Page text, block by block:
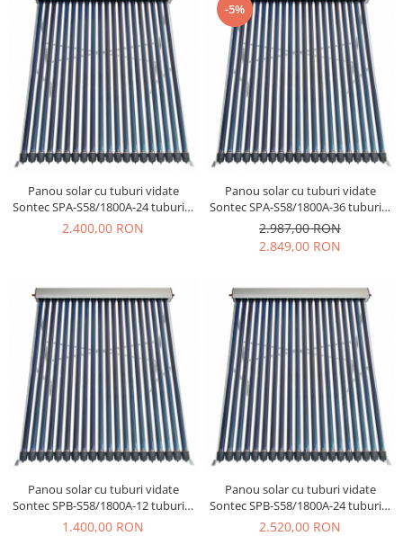
Panou solar cu tuburi vidate
Sontec SPA-S58/1800A-24 tuburi +
rama montaj
2.400,00 RON
-5%
Panou solar cu tuburi vidate
Sontec SPA-S58/1800A-36 tuburi +
rama montaj
2.987,00 RON
2.849,00 RON
Panou solar cu tuburi vidate
Sontec SPB-S58/1800A-12 tuburi +
rama montaj
1.400,00 RON
Panou solar cu tuburi vidate
Sontec SPB-S58/1800A-24 tuburi +
rama montaj
2.520,00 RON